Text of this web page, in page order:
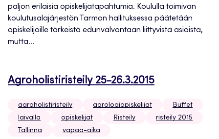
paljon erilaisia opiskelijatapahtumia. Koululla toimivan
koulutusalajärjestön Tarmon hallituksessa päätetään
opiskelijoille tärkeistä edunvalvontaan liittyvistä asioista,
mutta...
Agroholistiristeily 25-26.3.2015
agroholistiristeily agrologiopiskelijat
Buffet
laivalla
opiskelijat Risteily
risteily 2015
Tallinna
vapaa-aika